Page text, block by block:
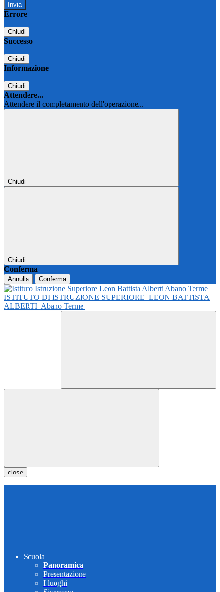
Errore
Chiudi
Successo
Chiudi
Informazione
Chiudi
Attendere...
Attendere il completamento dell'operazione...
Chiudi
Chiudi
Conferma
Annulla Conferma
ISTITUTO DI ISTRUZIONE SUPERIORE LEON BATTISTA
ALBERTI Abano Terme
close
Scuola
Panoramica
Presentazione
I luoghi